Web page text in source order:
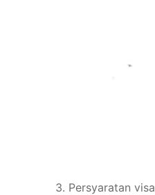
3. Persyaratan